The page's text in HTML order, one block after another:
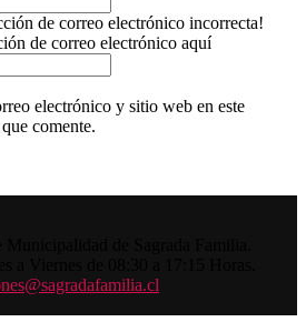
de correo electrónico incorrecta!
de correo electrónico aquí
electrónico y sitio web en este
comente.